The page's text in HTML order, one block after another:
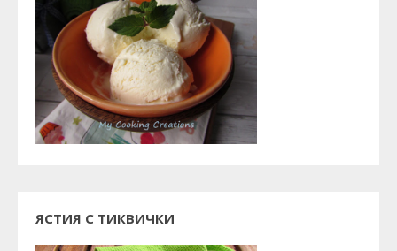
ЯСТИЯ С ТИКВИЧКИ